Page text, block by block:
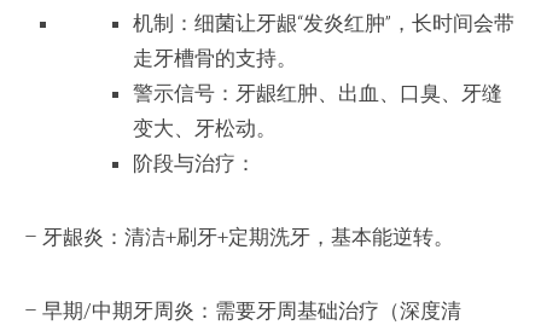
机制：细菌让牙龈“发炎红肿”，长时间会带
走牙槽骨的支持。
警示信号：牙龈红肿、出血、口臭、牙缝
变大、牙松动。
阶段与治疗：
– 牙龈炎：清洁+刷牙+定期洗牙，基本能逆转。
– 早期/中期牙周炎：需要牙周基础治疗（深度清